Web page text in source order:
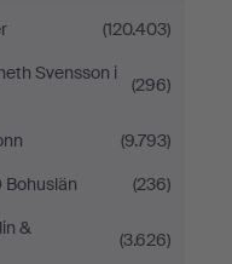
(120.403)
Svensson i
(296)
(9.793)
Bohuslän
(236)
&
(3.626)